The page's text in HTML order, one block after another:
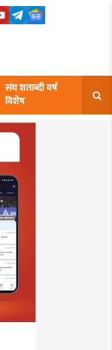
संघ शताब्दी वर्ष
विशेष